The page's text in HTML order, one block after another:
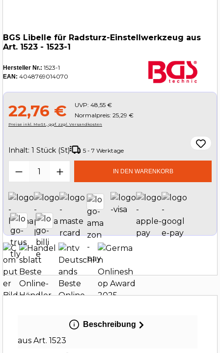
BGS Libelle für Radsturz-Einstellwerkzeug aus
Art. 1523 - 1523-1
Hersteller Nr.: 1523-1
EAN: 4048769014070
22,76 € UVP: 48,55 €
Normalpreis: 25,29 €
Preise inkl. MwSt., ggf. zzgl. Versandkosten
Inhalt: 1 Stück (St) 5 - 7 Werktage
Produkt Anzahl: Gib denIN DEN WARENKORB
Beschreibung
aus Art. 1523